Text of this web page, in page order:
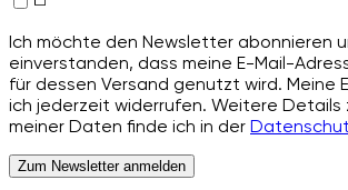
Ich möchte den Newsletter abonnieren
einverstanden, dass meine E-Mail-
für dessen Versand genutzt wird. Meine
ich jederzeit widerrufen. Weitere Details
meiner Daten finde ich in der
Zum Newsletter anmelden